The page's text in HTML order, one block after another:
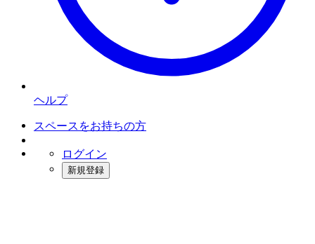
ヘルプ
スペースをお持ちの方
ログイン
新規登録